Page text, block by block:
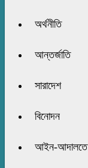
অর্থনীতি
আন্তর্জাতি
সারাদেশ
বিনোদন
আইন-আদালতে